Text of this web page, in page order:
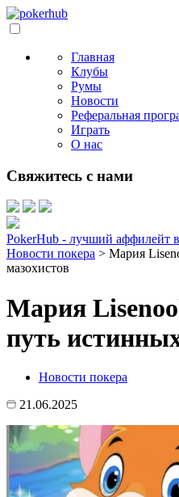
Главная
Клубы
Румы
Новости
Реферальная
Играть
О нас
Свяжитесь с нами
PokerHub - лучший аффилейт
Новости покера > Мария
мазохистов
Мария
путь
Новости покера
21.06.2025